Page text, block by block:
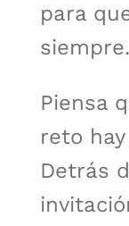
para
siempre.
Piensa
reto
Detrás